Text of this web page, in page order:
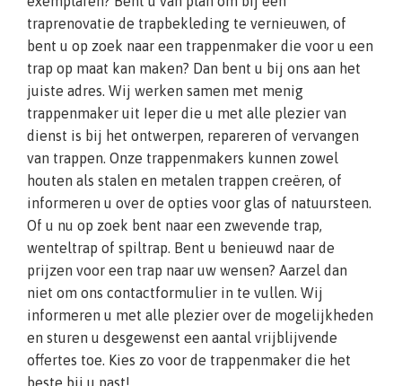
traprenovatie de trapbekleding te vernieuwen, of
bent u op zoek naar een trappenmaker die voor u een
trap op maat kan maken? Dan bent u bij ons aan het
juiste adres. Wij werken samen met menig
trappenmaker uit Ieper die u met alle plezier van
dienst is bij het ontwerpen, repareren of vervangen
van trappen. Onze trappenmakers kunnen zowel
houten als stalen en metalen trappen creëren, of
informeren u over de opties voor glas of natuursteen.
Of u nu op zoek bent naar een zwevende trap,
wenteltrap of spiltrap. Bent u benieuwd naar de
prijzen voor een trap naar uw wensen? Aarzel dan
niet om ons contactformulier in te vullen. Wij
informeren u met alle plezier over de mogelijkheden
en sturen u desgewenst een aantal vrijblijvende
offertes toe. Kies zo voor de trappenmaker die het
beste bij u past!